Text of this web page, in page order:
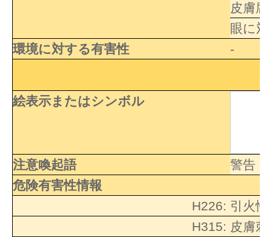
皮膚
眼に
環境に対する有害性
-
絵表示またはシンボル
注意喚起語
警告
危険有害性情報
H226: 引火
H315: 皮膚刺